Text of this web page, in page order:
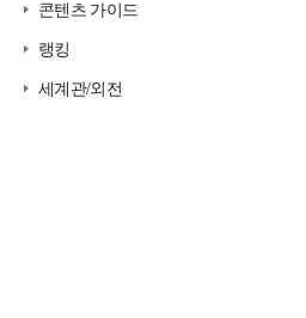
콘텐츠 가이드
랭킹
세계관/외전